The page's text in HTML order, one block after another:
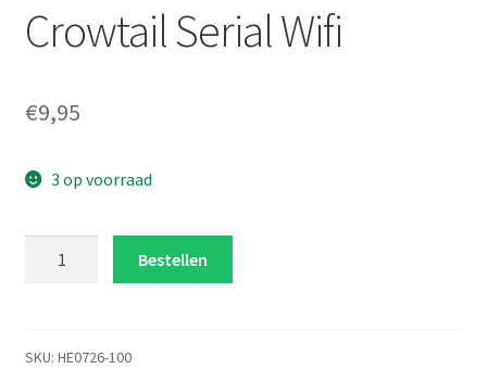
Crowtail Serial Wifi
€9,95
3 op voorraad
Bestellen
SKU: HE0726-100